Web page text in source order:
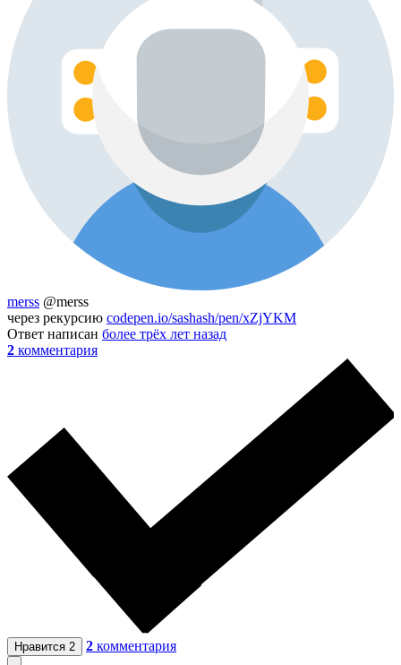
merss @merss
через рекурсию codepen.io/sashash/pen/xZjYKM
Ответ написан более трёх лет назад
2 комментария
Нравится 2 2 комментария